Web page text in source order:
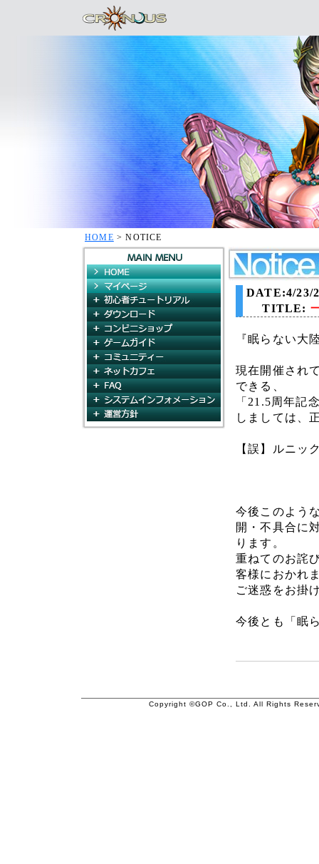
HOME > NOTICE
HOME
マイページ
初心者チュートリアル
ダウンロード
ゲームガイド
ネットカフェ
FAQ
システムインフォメー
運営方針
DATE:4/23/
TITLE:
『眠らない大
現在開催され
できる、
「21.5周年記
しましては、
【誤】ルニッ
今後このよう
開・不具合に
ります。
重ねてのお詫
客様におかれ
ご迷惑をお掛
今後とも「眠
Copyright ©GOP Co., Ltd. All Rights